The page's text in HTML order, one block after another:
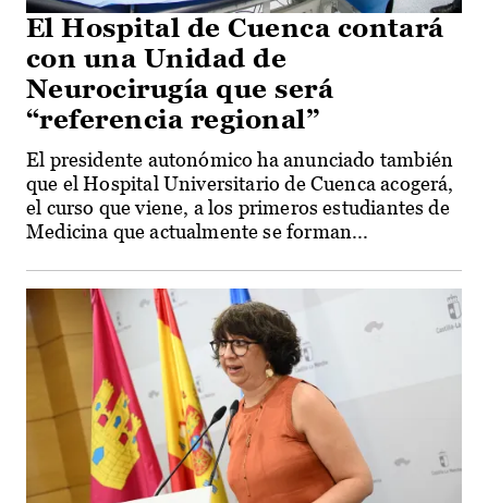
El Hospital de Cuenca contará
con una Unidad de
Neurocirugía que será
“referencia regional”
El presidente autonómico ha anunciado también
que el Hospital Universitario de Cuenca acogerá,
el curso que viene, a los primeros estudiantes de
Medicina que actualmente se forman...